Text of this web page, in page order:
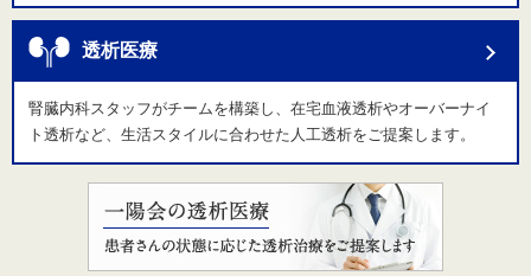
透析医療
腎臓内科スタッフがチームを構築し、在宅血液透析やオーバーナイ
ト透析など、生活スタイルに合わせた人工透析をご提案します。